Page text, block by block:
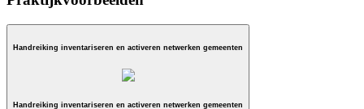
Handreiking inventariseren en activeren netwerken gemeenten
Handreiking inventariseren en activeren netwerken gemeenten